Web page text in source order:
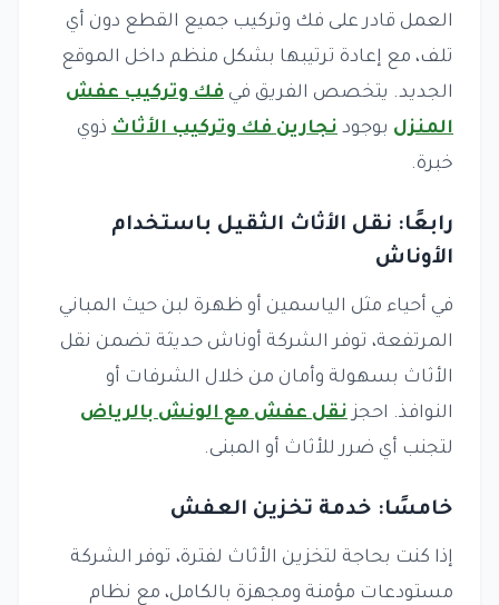
العمل قادر على فك وتركيب جميع القطع دون أي
تلف، مع إعادة ترتيبها بشكل منظم داخل الموقع
الجديد. يتخصص الفريق في فك وتركيب عفش
المنزل بوجود نجارين فك وتركيب الأثاث ذوي
خبرة.
رابعًا: نقل الأثاث الثقيل باستخدام
الأوناش
في أحياء مثل الياسمين أو ظهرة لبن حيث المباني
المرتفعة، توفر الشركة أوناش حديثة تضمن نقل
الأثاث بسهولة وأمان من خلال الشرفات أو
النوافذ. احجزنقل عفش مع الونش بالرياض
لتجنب أي ضرر للأثاث أو المبنى.
خامسًا: خدمة تخزين العفش
إذا كنت بحاجة لتخزين الأثاث لفترة، توفر الشركة
مستودعات مؤمنة ومجهزة بالكامل، مع نظام